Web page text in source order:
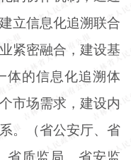
立信息化追溯联合
紧密融合，建设基
体的信息化追溯体
市场需求，建设内
。（省公安厅、省
省质监局、省安监